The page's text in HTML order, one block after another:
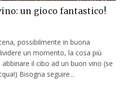
un gioco fantastico!
possibilmente in buona
un momento, la cosa più
il cibo ad un buon vino (se
Bisogna seguire...